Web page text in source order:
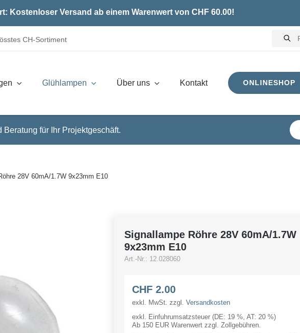
Kostenloser Versand ab einem Warenwert von CHF 60.00!
CH-Sortiment
Products
search
Glühlampen Über uns Kontakt ONLINESHOP
Beratung für Ihr Projektgeschäft.
28V 60mA/1.7W 9x23mm E10
Signallampe Röhre 28V 60mA/1.7W
9x23mm E10
Art.-Nr.: 12.028060
CHF2.00
exkl. MwSt. zzgl. Versandkosten
exkl. Einfuhrumsatzsteuer (DE: 19 %, AT: 20 %)
Ab 150 EUR Warenwert zzgl. Zollgebühren.